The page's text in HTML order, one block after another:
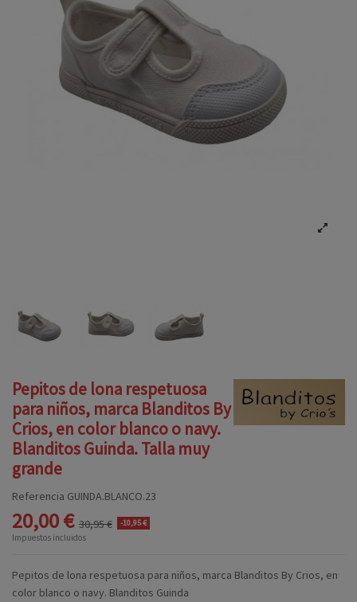
Pepitos de lona respetuosa
para niños, marca Blanditos By
Crios, en color blanco o navy.
Blanditos Guinda. Talla muy
grande
Referencia GUINDA.BLANCO.23
20,00 € 30,95 € -10,95 €
Impuestos incluidos
Pepitos de lona respetuosa para niños, marca Blanditos By Crios, en
color blanco o navy. Blanditos Guinda